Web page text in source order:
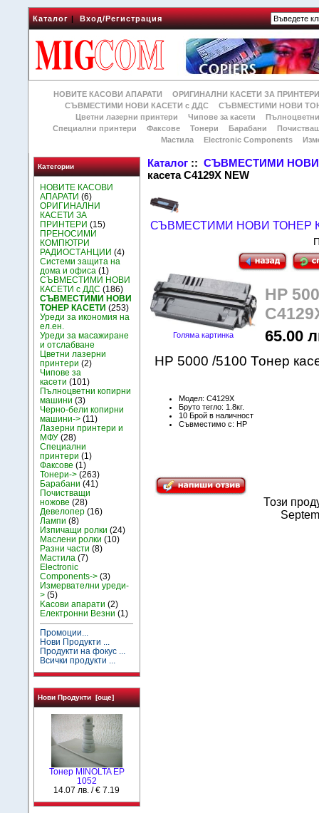
Каталог|Вход/Регистрация
НОВИТЕ КАСОВИ АПАРАТИ
ОРИГИНАЛНИ КАСЕТИ ЗА
СЪВМЕСТИМИ НОВИ КАСЕТИ с ДДС
СЪВМЕСТИМИ НОВИ
Цветни лазерни принтери
Чипове за касети
Специални принтери
Факсове Тонери Барабани
Мастила
Electronic Components
Категории
НОВИТЕ КАСОВИ
АПАРАТИ (6)
ОРИГИНАЛНИ
КАСЕТИ ЗА
ПРИНТЕРИ (15)
ПРЕНОСИМИ
КОМПЮТРИ
РАДИОСТАНЦИИ (4)
Системи защита на
дома и офиса (1)
СЪВМЕСТИМИ НОВИ
КАСЕТИ с ДДС (186)
СЪВМЕСТИМИ НОВИ
ТОНЕР КАСЕТИ (253)
Уреди за икономия на
ел.ен.
Уреди за масажиране
и отслабване
Цветни лазерни
принтери (2)
Чипове за
касети (101)
Пълноцветни копирни
машини (3)
Черно-бели копирни
машини-> (11)
Лазерни принтери и
МФУ (28)
Специални
принтери (1)
Факсове (1)
Тонери-> (263)
Барабани (41)
Почистващи
ножове (28)
Девелопер (16)
Лампи (8)
Изпичащи ролки (24)
Маслени ролки (10)
Разни части (8)
Мастила (7)
Electronic
Components-> (3)
Измервателни уреди-
> (5)
Kасови апарати (2)
Електронни Везни (1)
Промоции...
Нови Продукти ...
Продукти на фокус ...
Всички продукти ...
Нови Продукти [още]
Тонер MINOLTA EP
1052
14.07 лв. / € 7.19
Каталог ::СЪВМЕСТИМИ НОВИ
касета C4129X NEW
СЪВМЕСТИМИ НОВИ ТОНЕР
Голяма картинка
HP
65.00
HP 5000 /5100 Тонер
Модел: C4129X
Бруто тегло: 1.8кг.
10 Брой в наличност
Съвместимо с: HP
Този